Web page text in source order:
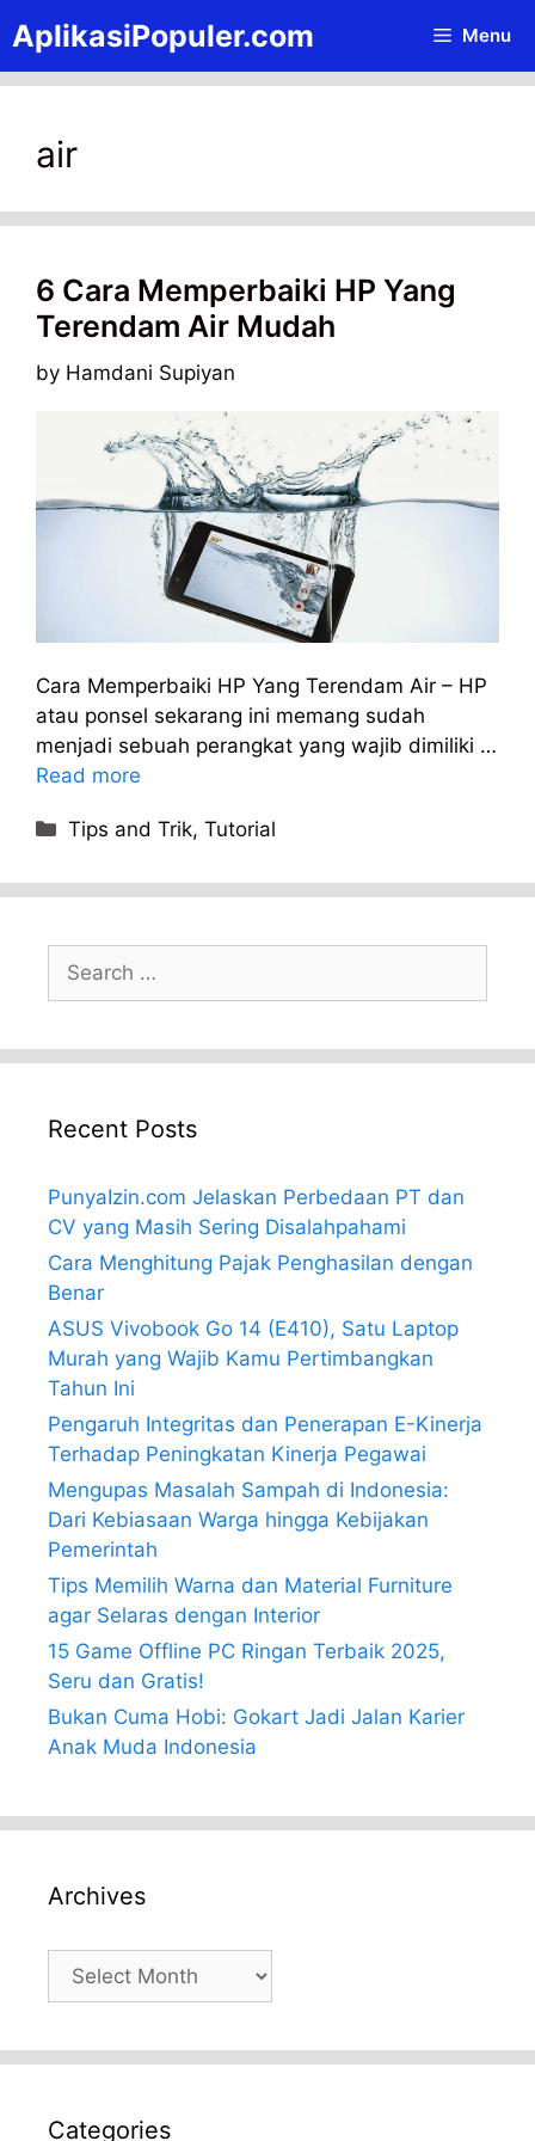
to
content
AplikasiPopuler.com Menu
air
6 Cara Memperbaiki HP Yang
Terendam Air Mudah
by Hamdani Supiyan
Cara Memperbaiki HP Yang Terendam Air – HP
atau ponsel sekarang ini memang sudah
menjadi sebuah perangkat yang wajib dimiliki …
Read more
Categories
Tips and Trik,Tutorial
for:
Recent Posts
PunyaIzin.com Jelaskan Perbedaan PT dan
CV yang Masih Sering Disalahpahami
Cara Menghitung Pajak Penghasilan dengan
Benar
ASUS Vivobook Go 14 (E410), Satu Laptop
Murah yang Wajib Kamu Pertimbangkan
Tahun Ini
Pengaruh Integritas dan Penerapan E-Kinerja
Terhadap Peningkatan Kinerja Pegawai
Mengupas Masalah Sampah di Indonesia:
Dari Kebiasaan Warga hingga Kebijakan
Pemerintah
Tips Memilih Warna dan Material Furniture
agar Selaras dengan Interior
15 Game Offline PC Ringan Terbaik 2025,
Seru dan Gratis!
Bukan Cuma Hobi: Gokart Jadi Jalan Karier
Anak Muda Indonesia
Archives
Archives
Categories